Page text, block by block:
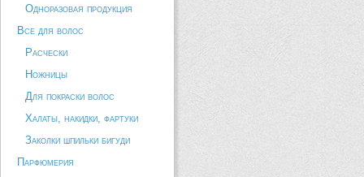
Одноразовая продукция
Все для волос
Расчески
Ножницы
Для покраски волос
Халаты, накидки, фартуки
Заколки шпильки бигуди
Парфюмерия